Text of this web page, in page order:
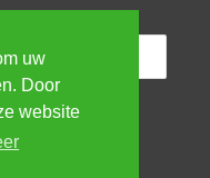
uw
Door
website